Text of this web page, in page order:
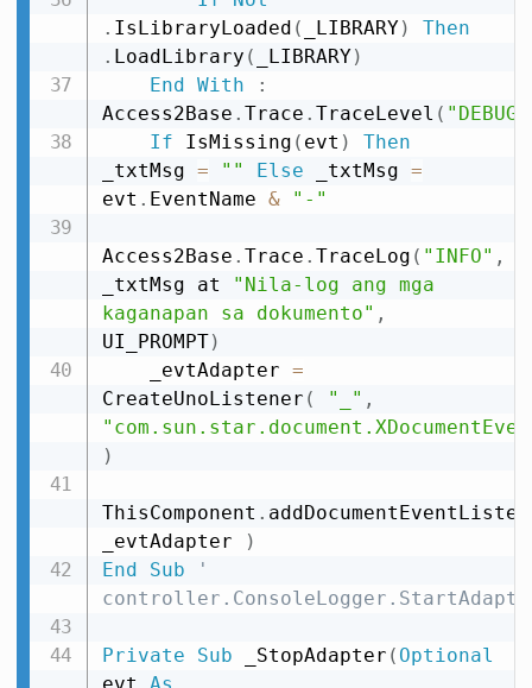
. IsLibraryLoaded ( _LIBRARY)
Then
. LoadLibrary ( _LIBRARY)
End With
:
Access2Base . Trace . TraceLevel ( "DEBUG"
If IsMissing ( evt )
Then
_txtMsg = "" Else _txtMsg =
evt . EventName & "-"
Access2Base . Trace . TraceLog ( "INFO" ,
_txtMsg at
"Nila-log ang mga
kaganapan sa dokumento" ,
UI_PROMPT)
    _evtAdapter
=
CreateUnoListener ( "_" ,
)
ThisComponent .
_evtAdapter
)
End
Sub
'
Private Sub _StopAdapter ( Optional